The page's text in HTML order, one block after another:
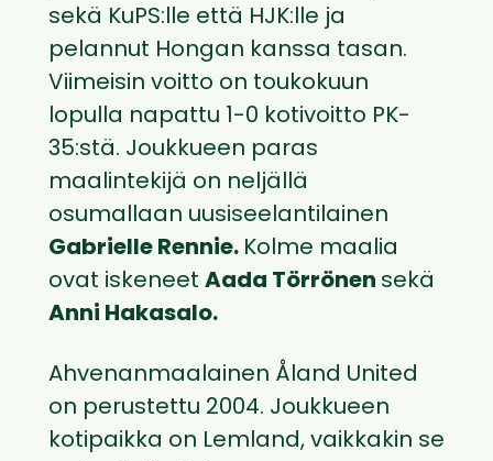
sekä KuPS:lle että HJK:lle ja
pelannut Hongan kanssa tasan.
Viimeisin voitto on toukokuun
lopulla napattu 1-0 kotivoitto PK-
35:stä. Joukkueen paras
maalintekijä on neljällä
osumallaan uusiseelantilainen
Gabrielle Rennie. Kolme maalia
ovat iskeneet Aada Törrönen sekä
Anni Hakasalo.
Ahvenanmaalainen Åland United
on perustettu 2004. Joukkueen
kotipaikka on Lemland, vaikkakin se